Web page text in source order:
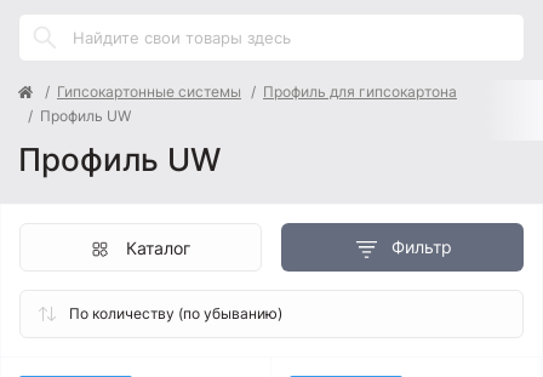
Гипсокартонные системы
Профиль для гипсокартона
Профиль UW
Профиль UW
Фильтр
Каталог